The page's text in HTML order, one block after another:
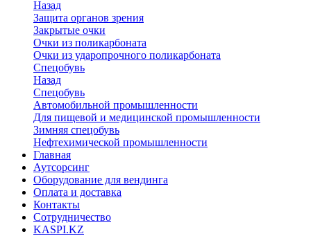
Назад
Защита органов зрения
Закрытые очки
Очки из поликарбоната
Очки из ударопрочного поликарбоната
Спецобувь
Назад
Спецобувь
Автомобильной промышленности
Для пищевой и медицинской промышленности
Зимняя спецобувь
Нефтехимической промышленности
Главная
Аутсорсинг
Оборудование для вендинга
Оплата и доставка
Контакты
Сотрудничество
KASPI.KZ